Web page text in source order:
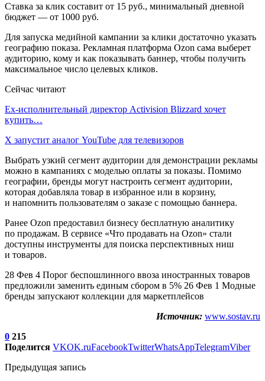
Ставка за клик составит от 15 руб., минимальный дневной
бюджет — от 1000 руб.
Для запуска медийной кампании за клики достаточно указать
географию показа. Рекламная платформа Ozon сама выберет
аудиторию, кому и как показывать баннер, чтобы получить
максимальное число целевых кликов.
Сейчас читают
Ex-исполнительный директор Activision Blizzard хочет
купить…
X запустит аналог YouTube для телевизоров
Выбрать узкий сегмент аудитории для демонстрации рекламы
можно в кампаниях с моделью оплаты за показы. Помимо
географии, бренды могут настроить сегмент аудитории,
которая добавляла товар в избранное или в корзину,
и напомнить пользователям о заказе с помощью баннера.
Ранее Ozon предоставил бизнесу бесплатную аналитику
по продажам. В сервисе «Что продавать на Ozon» стали
доступны инструменты для поиска перспективных ниш
и товаров.
28 Фев 4 Порог беспошлинного ввоза иностранных товаров
предложили заменить единым сбором в 5% 26 Фев 1 Модные
бренды запускают коллекции для маркетплейсов
Источник: www.sostav.ru
0 215
Поделится VKOK.ruFacebookTwitterWhatsAppTelegramViber
Предыдущая запись